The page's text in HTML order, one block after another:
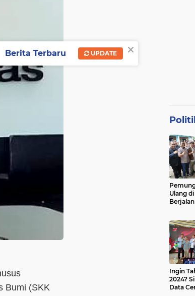
Bumi (SKK
Ulang
Ingin
2024?
Data
×
Berita Terbaru UPDATE